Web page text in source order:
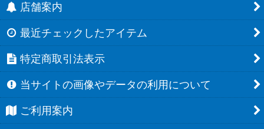
店舗案内
最近チェックしたアイテム
特定商取引法表示
当サイトの画像やデータの利用について
ご利用案内